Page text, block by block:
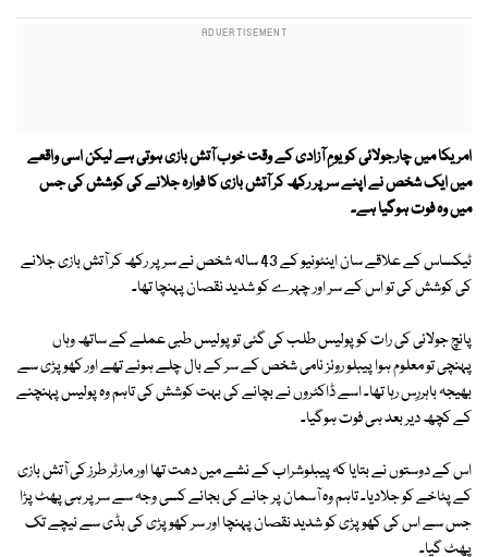
امریکا میں چارجولائی کو یومِ آزادی کے وقت خوب آتش بازی ہوتی ہے لیکن اسی واقعے
میں ایک شخص نے اپنے سر پر رکھ کر آتش بازی کا فوارہ جلانے کی کوشش کی جس
میں وہ فوت ہوگیا ہے۔
ٹیکساس کے علاقے سان اینٹونیو کے 43 سالہ شخص نے سر پر رکھ کر آتش بازی جلانے
کی کوشش کی تو اس کے سر اور چہرے کو شدید نقصان پہنچا تھا۔
پانچ جولائی کی رات کو پولیس طلب کی گئی تو پولیس طبی عملے کے ساتھ وہاں
پہنچی تو معلوم ہوا پیبلو روئز نامی شخص کے سر کے بال چلے ہوئے تھے اور کھوپڑی سے
بھیجہ باہررِس رہا تھا۔ اسے ڈاکٹروں نے بچانے کی بہت کوشش کی تاہم وہ پولیس پہنچنے
کے کچھ دیر بعد ہی فوت ہوگیا۔
اس کے دوستوں نے بتایا کہ پیبلوشراب کے نشے میں دھت تھا اور مارٹر طرز کی آتش بازی
کے پٹاخے کو جلادیا۔ تاہم وہ آسمان پر جانے کی بجائے کسی وجہ سے سر پر ہی پھٹ پڑا
جس سے اس کی کھوپڑی کو شدید نقصان پہنچا اور سر کھوپڑی کی ہڈی سے نیچے تک
پھٹ گیا۔